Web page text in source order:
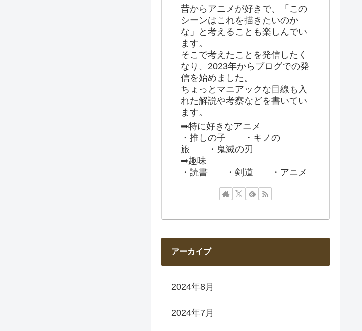
昔からアニメが好きで、「この
シーンはこれを描きたいのか
な」と考えることも楽しんでい
ます。
そこで考えたことを発信したく
なり、2023年からブログでの発
信を始めました。
ちょっとマニアックな目線も入
れた解説や考察などを書いてい
ます。
➡特に好きなアニメ
・推しの子 ・キノの
旅 ・鬼滅の刃
➡趣味
・読書 ・剣道 ・アニメ
アーカイブ
2024年8月
2024年7月